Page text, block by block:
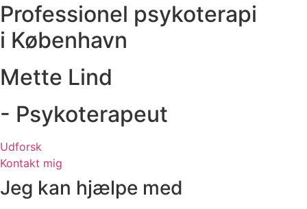
Professionel psykoterapi
i København
Mette Lind
- Psykoterapeut
Udforsk
Kontakt mig
Jeg kan hjælpe med